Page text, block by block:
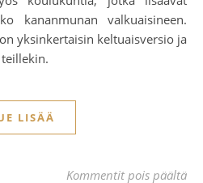
kananmunan valkuaisineen.
yksinkertaisin keltuaisversio ja
LISÄÄ
Kommentit pois päältä